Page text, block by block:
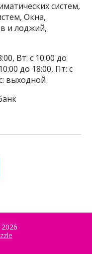
систем,
Окна,
и лоджий,
Вт: с 10:00 до
до 18:00, Пт: с
выходной